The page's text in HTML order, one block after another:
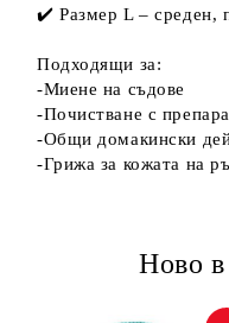
✔️ Размер L – среден,
Подходящи за:
-Миене на съдове
-Почистване с
-Общи домакински
-Грижа за кожата на
Ново в